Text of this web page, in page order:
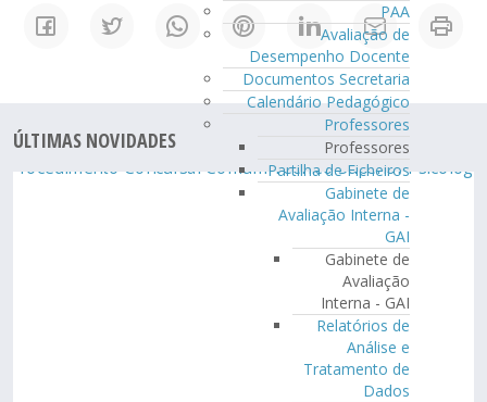
PAA
Avaliação de
Desempenho Docente
Documentos Secretaria
Calendário Pedagógico
Professores
Professores
Partilha de Ficheiros
Gabinete de
Avaliação Interna -
GAI
Gabinete de
Avaliação
Interna - GAI
Relatórios de
Análise e
Tratamento de
Dados
ÚLTIMAS NOVIDADES